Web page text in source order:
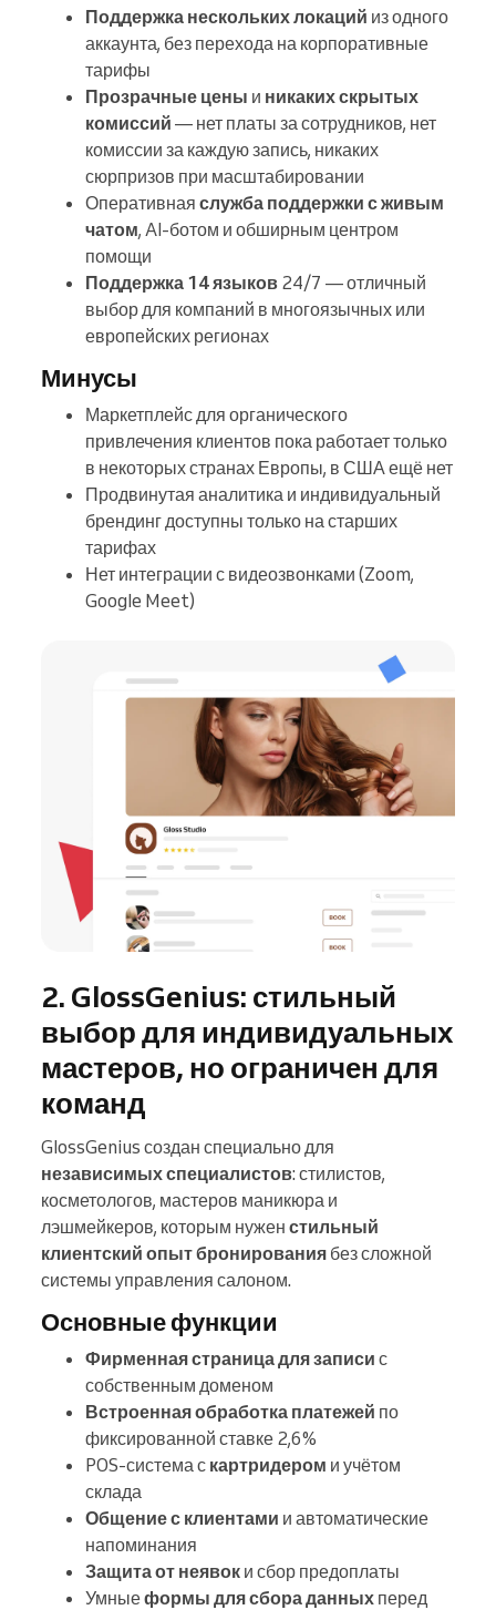
Поддержка нескольких локаций из одного
аккаунта, без перехода на корпоративные
тарифы
Прозрачные цены и никаких скрытых
комиссий — нет платы за сотрудников, нет
комиссии за каждую запись, никаких
сюрпризов при масштабировании
Оперативная служба поддержки с живым
чатом, AI-ботом и обширным центром
помощи
Поддержка 14 языков 24/7 — отличный
выбор для компаний в многоязычных или
европейских регионах
Минусы
Маркетплейс для органического
привлечения клиентов пока работает только
в некоторых странах Европы, в США ещё нет
Продвинутая аналитика и индивидуальный
брендинг доступны только на старших
тарифах
Нет интеграции с видеозвонками (Zoom,
Google Meet)
2. GlossGenius: стильный
выбор для индивидуальных
мастеров, но ограничен для
команд
GlossGenius создан специально для
независимых специалистов: стилистов,
косметологов, мастеров маникюра и
лэшмейкеров, которым нужен стильный
клиентский опыт бронирования без сложной
системы управления салоном.
Основные функции
Фирменная страница для записи с
собственным доменом
Встроенная обработка платежей по
фиксированной ставке 2,6%
POS-система с картридером и учётом
склада
Общение с клиентами и автоматические
напоминания
Защита от неявок и сбор предоплаты
Умныеформы для сбора данных перед